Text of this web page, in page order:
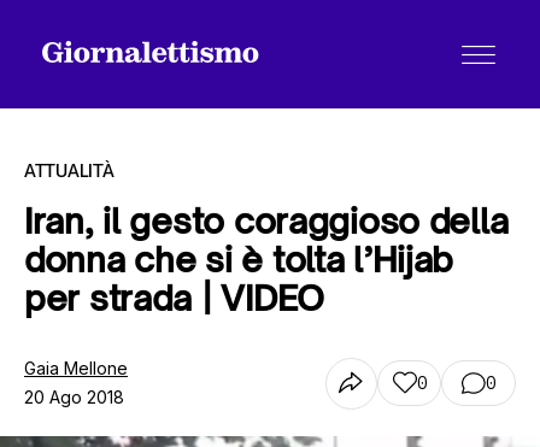
Tutti gli articoli
Chi siamo
ATTUALITÀ
Iran, il gesto coraggioso della
donna che si è tolta l’Hijab
per strada | VIDEO
Gaia Mellone
20 Ago 2018
0 0